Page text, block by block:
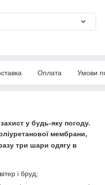
Оплата Умови
у будь-яку погоду.
мембрани,
три шари одягу в
і бруд;